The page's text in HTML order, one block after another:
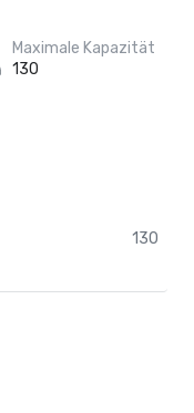
Maximale Kapazität
130
130